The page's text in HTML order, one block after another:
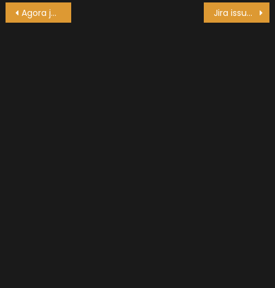
Navegação
Agora já podemos colocar páginas Web directamente no Second Life… Jira issue em crashes misteriosos